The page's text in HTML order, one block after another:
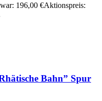
196,00 €Aktionspreis:
Bahn” Spur